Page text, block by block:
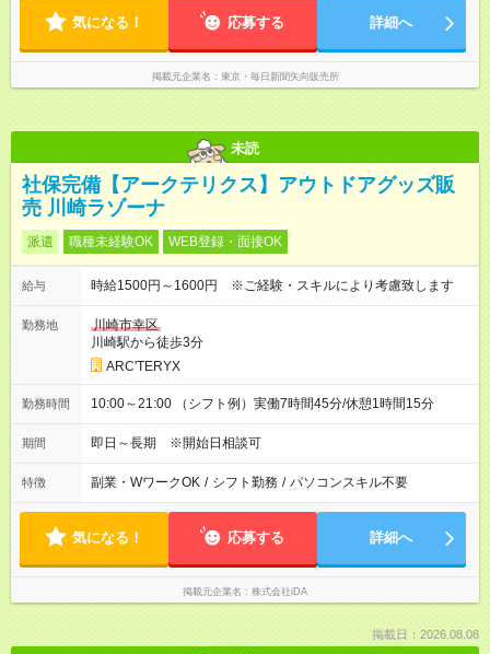
気になる！ 応募する 詳細へ
掲載元企業名 東京・毎日新聞矢向販売所
未読
社保完備【アークテリクス】アウトドアグッズ販
売 川崎ラゾーナ
派遣 職種未経験OK WEB登録・面接OK
給与 時給1500円～1600円 ※ご経験・スキルにより考慮致します
勤務地
川崎市幸区
川崎駅から徒歩3分
ARC'TERYX
勤務時間 10:00～21:00 （シフト例）実働7時間45分/休憩1時間15分
期間 即日～長期 ※開始日相談可
特徴 副業・WワークOK / シフト勤務 / パソコンスキル不要
気になる！ 応募する 詳細へ
掲載元企業名 株式会社iDA
掲載日：2026.08.08